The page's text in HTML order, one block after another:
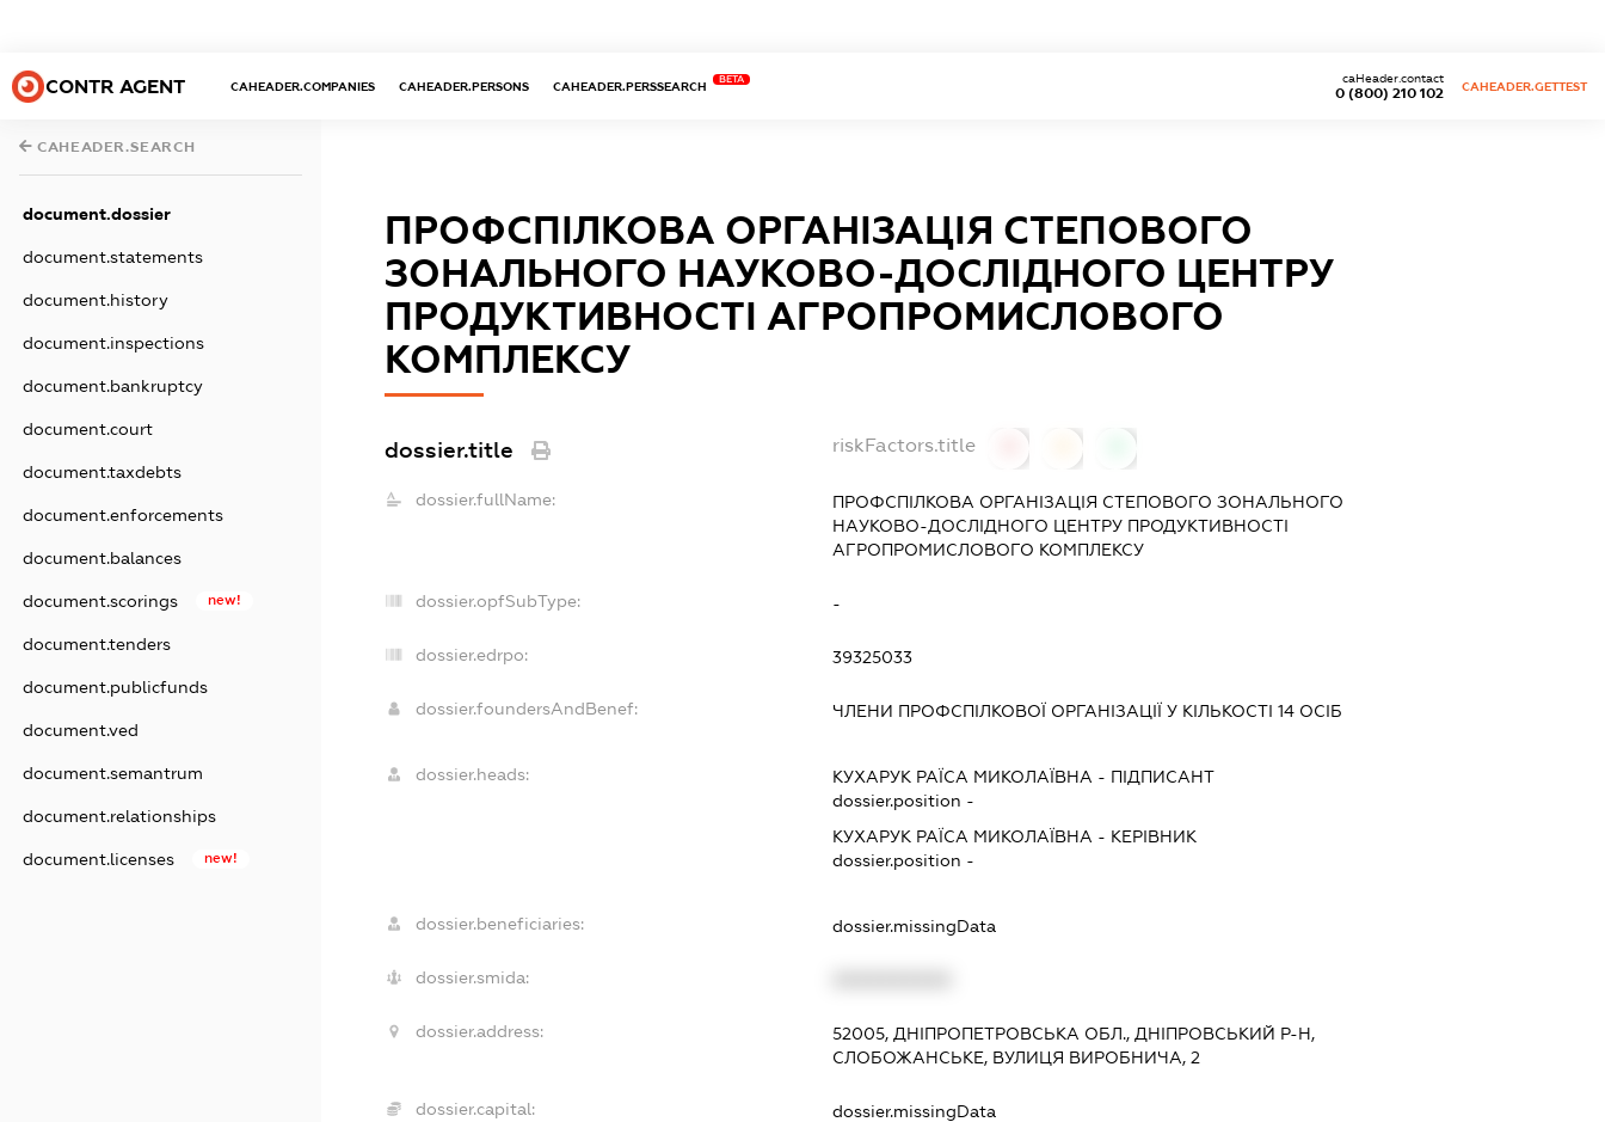
CONTR AGENT CAHEADER.COMPANIES CAHEADER.PERSONS CAHEADER.PERSSEARCH
BETA
0 (800) 210 102
caHeader.contact
CAHEADER.GETTEST
CAHEADER.SEARCH
document.dossier
document.statements
document.history
document.inspections
document.bankruptcy
document.court
document.taxdebts
document.enforcements
document.balances
document.scorings new!
document.tenders
document.publicfunds
document.ved
document.semantrum
document.relationships
document.licenses new!
ПРОФСПІЛКОВА ОРГАНІЗАЦІЯ СТЕПОВОГО
ЗОНАЛЬНОГО НАУКОВО-ДОСЛІДНОГО ЦЕНТРУ
ПРОДУКТИВНОСТІ АГРОПРОМИСЛОВОГО
КОМПЛЕКСУ
dossier.title riskFactors.title
dossier.fullName:
ПРОФСПІЛКОВА ОРГАНІЗАЦІЯ СТЕПОВОГО ЗОНАЛЬНОГО
НАУКОВО-ДОСЛІДНОГО ЦЕНТРУ ПРОДУКТИВНОСТІ
АГРОПРОМИСЛОВОГО КОМПЛЕКСУ
dossier.opfSubType: -
dossier.edrpo: 39325033
dossier.foundersAndBenef: ЧЛЕНИ ПРОФСПІЛКОВОЇ ОРГАНІЗАЦІЇ У КІЛЬКОСТІ 14 ОСІБ
dossier.heads: КУХАРУК РАЇСА МИКОЛАЇВНА - ПІДПИСАНТ
dossier.position -
КУХАРУК РАЇСА МИКОЛАЇВНА - КЕРІВНИК
dossier.position -
dossier.beneficiaries: dossier.missingData
dossier.smida:
dossier.address:
52005, ДНІПРОПЕТРОВСЬКА ОБЛ., ДНІПРОВСЬКИЙ Р-Н,
СЛОБОЖАНСЬКЕ, ВУЛИЦЯ ВИРОБНИЧА, 2
dossier.capital: dossier.missingData